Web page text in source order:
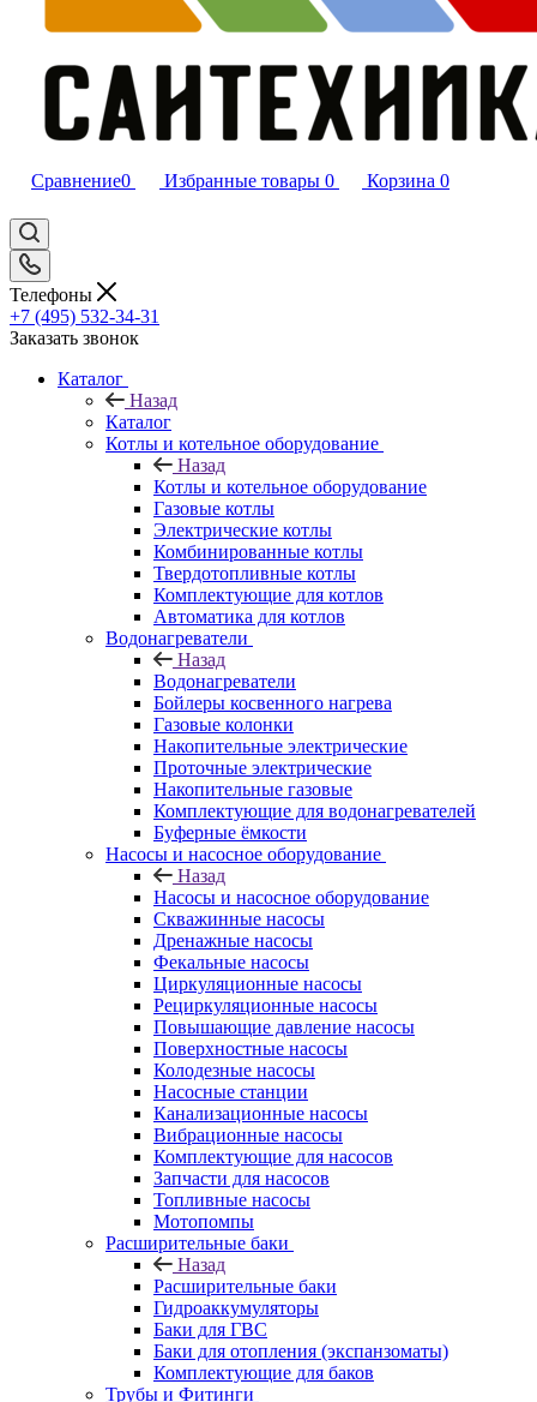
Сравнение0 Избранные товары 0 Корзина 0
Телефоны
+7 (495) 532‑34‑31
Заказать звонок
Каталог
Назад
Каталог
Котлы и котельное оборудование
Назад
Котлы и котельное оборудование
Газовые котлы
Электрические котлы
Комбинированные котлы
Твердотопливные котлы
Комплектующие для котлов
Автоматика для котлов
Водонагреватели
Назад
Водонагреватели
Бойлеры косвенного нагрева
Газовые колонки
Накопительные электрические
Проточные электрические
Накопительные газовые
Комплектующие для водонагревателей
Буферные ёмкости
Насосы и насосное оборудование
Назад
Насосы и насосное оборудование
Скважинные насосы
Дренажные насосы
Фекальные насосы
Циркуляционные насосы
Рециркуляционные насосы
Повышающие давление насосы
Поверхностные насосы
Колодезные насосы
Насосные станции
Канализационные насосы
Вибрационные насосы
Комплектующие для насосов
Запчасти для насосов
Топливные насосы
Мотопомпы
Расширительные баки
Назад
Расширительные баки
Гидроаккумуляторы
Баки для ГВС
Баки для отопления (экспанзоматы)
Комплектующие для баков
Трубы и Фитинги